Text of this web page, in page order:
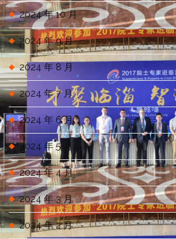
2024 年 10 月
2024 年 9 月
2024 年 8 月
2024 年 7 月
2024 年 6 月
2024 年 5 月
2024 年 4 月
2024 年 3 月
2024 年 2 月